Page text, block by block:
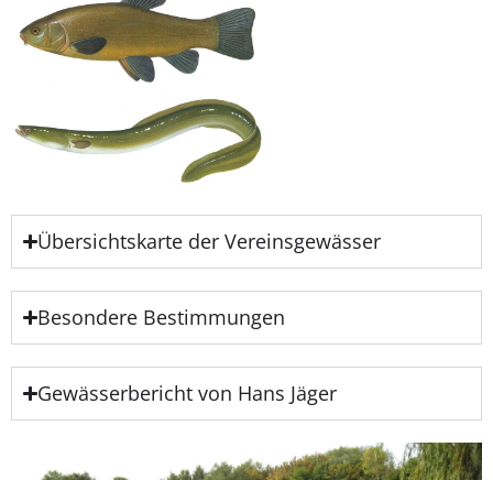
Übersichtskarte der Vereinsgewässer
Besondere Bestimmungen
Gewässerbericht von Hans Jäger